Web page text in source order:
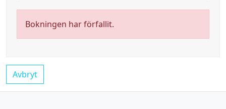
Bokningen har förfallit.
Avbryt